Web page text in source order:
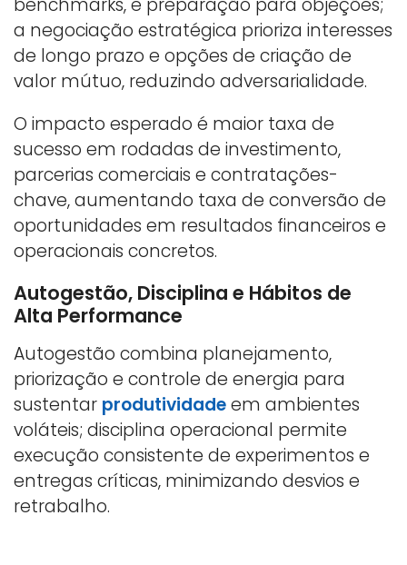
benchmarks, e preparação para objeções;
a negociação estratégica prioriza interesses
de longo prazo e opções de criação de
valor mútuo, reduzindo adversarialidade.
O impacto esperado é maior taxa de
sucesso em rodadas de investimento,
parcerias comerciais e contratações-
chave, aumentando taxa de conversão de
oportunidades em resultados financeiros e
operacionais concretos.
Autogestão, Disciplina e Hábitos de
Alta Performance
Autogestão combina planejamento,
priorização e controle de energia para
sustentar produtividadeem ambientes
voláteis; disciplina operacional permite
execução consistente de experimentos e
entregas críticas, minimizando desvios e
retrabalho.